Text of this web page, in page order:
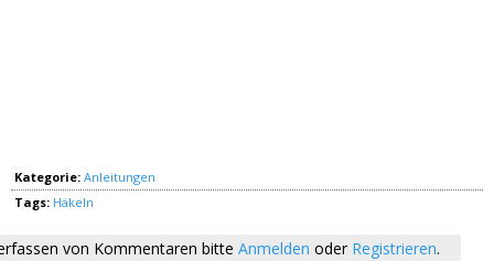
Kategorie: Anleitungen
Tags: Häkeln
von Kommentaren bitte Anmelden oder Registrieren.